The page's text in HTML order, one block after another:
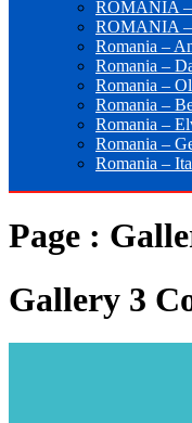
ROMANIA
ROMANIA
Romania –
Romania –
Romania –
Romania –
Romania –
Romania –
Romania –
Page :
Gallery 3